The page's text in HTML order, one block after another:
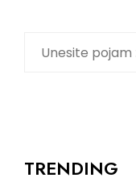
TRENDING